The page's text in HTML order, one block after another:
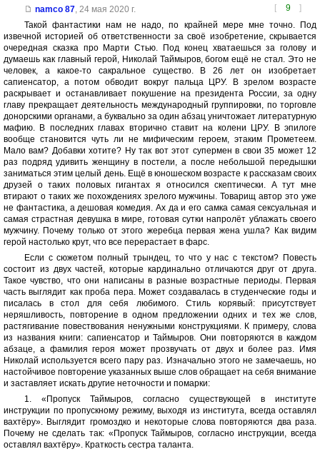
[ 9 ]
namco 87, 24 мая 2020 г.
Такой фантастики нам не надо, по крайней мере мне точно. Под
извечной историей об ответственности за своё изобретение, скрывается
очередная сказка про Марти Стью. Под конец хватаешься за голову и
думаешь как главный герой, Николай Таймыров, богом ещё не стал. Это не
человек, а какое-то сакральное существо. В 26 лет он изобретает
сапиенсатор, а потом обводит вокруг пальца ЦРУ. В зрелом возрасте
раскрывает и останавливает покушение на президента России, за одну
главу прекращает деятельность международный группировки, по торговле
донорскими органами, а буквально за один абзац уничтожает литературную
мафию. В последних главах вторично ставит на колени ЦРУ. В эпилоге
вообще становится чуть ли не мифическим героем, этаким Прометеем.
Мало вам? Добавки хотите? Ну так вот этот супермен в свои 35 может 12
раз подряд удивить женщину в постели, а после небольшой передышки
заниматься этим целый день. Ещё в юношеском возрасте к рассказам своих
друзей о таких половых гигантах я относился скептически. А тут мне
втирают о таких же похождениях зрелого мужчины. Товарищ автор это уже
не фантастика, а дешовая комедия. Ах да и его самка самая сексуальная и
самая страстная девушка в мире, готовая сутки напролёт ублажать своего
мужчину. Почему только от этого жеребца первая жена ушла? Как видим
герой настолько крут, что все перерастает в фарс.
Если с сюжетом полный трындец, то что у нас с текстом? Повесть
состоит из двух частей, которые кардинально отличаются друг от друга.
Такое чувство, что они написаны в разные возрастные периоды. Первая
часть выглядит как проба пера. Может создавалась в студенческие годы и
писалась в стол для себя любимого. Стиль корявый: присутствует
неряшливость, повторение в одном предложении одних и тех же слов,
растягивание повествования ненужными конструкциями. К примеру, слова
из названия книги: сапиенсатор и Таймыров. Они повторяются в каждом
абзаце, а фамилия героя может прозвучать от двух и более раз. Имя
Николай используется всего пару раз. Изначально этого не замечаешь, но
настойчивое повторение указанных выше слов обращает на себя внимание
и заставляет искать другие неточности и помарки:
1. «Пропуск Таймыров, согласно существующей в институте
инструкции по пропускному режиму, выходя из института, всегда оставлял
вахтёру». Выглядит громоздко и некоторые слова повторяются два раза.
Почему не сделать так: «Пропуск Таймыров, согласно инструкции, всегда
оставлял вахтёру». Краткость сестра таланта.